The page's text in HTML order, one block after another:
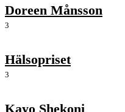
Doreen Månsson
3
Hälsopriset
3
Kayo Shekoni